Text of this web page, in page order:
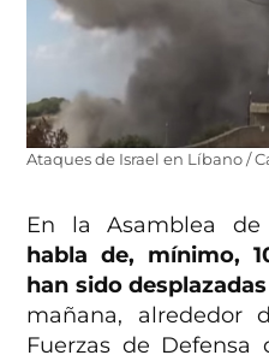
Ataques de Israel en Líbano /
En la Asamblea de
habla de, mínimo,
han sido
mañana, alrededor
Fuerzas de Defensa